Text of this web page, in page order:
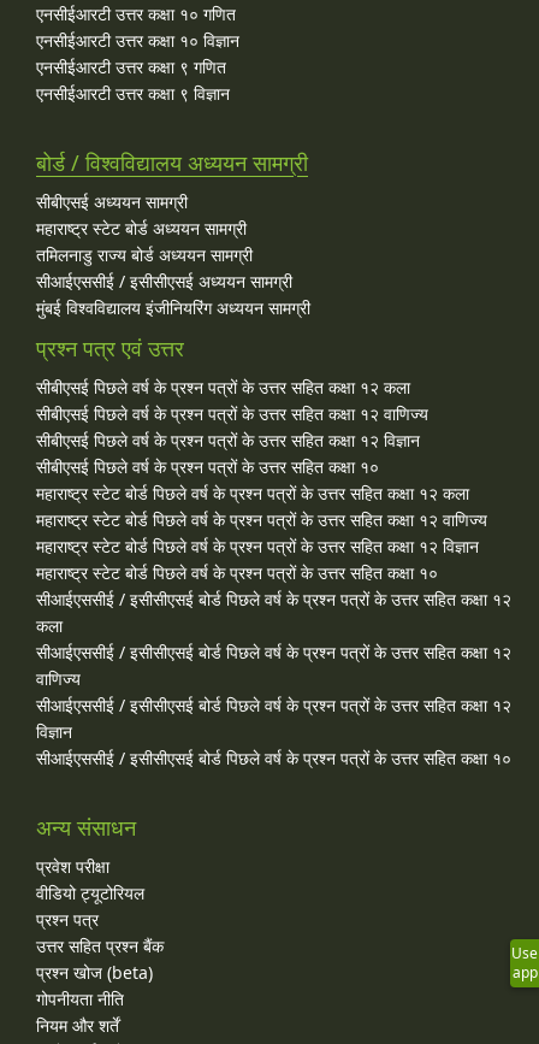
एनसीईआरटी उत्तर कक्षा १० गणित
एनसीईआरटी उत्तर कक्षा १० विज्ञान
एनसीईआरटी उत्तर कक्षा ९ गणित
एनसीईआरटी उत्तर कक्षा ९ विज्ञान
बोर्ड / विश्वविद्यालय अध्ययन सामग्री
सीबीएसई अध्ययन सामग्री
महाराष्ट्र स्टेट बोर्ड अध्ययन सामग्री
तमिलनाडु राज्य बोर्ड अध्ययन सामग्री
सीआईएससीई / इसीसीएसई अध्ययन सामग्री
मुंबई विश्वविद्यालय इंजीनियरिंग अध्ययन सामग्री
प्रश्न पत्र एवं उत्तर
सीबीएसई पिछले वर्ष के प्रश्न पत्रों के उत्तर सहित कक्षा १२ कला
सीबीएसई पिछले वर्ष के प्रश्न पत्रों के उत्तर सहित कक्षा १२ वाणिज्य
सीबीएसई पिछले वर्ष के प्रश्न पत्रों के उत्तर सहित कक्षा १२ विज्ञान
सीबीएसई पिछले वर्ष के प्रश्न पत्रों के उत्तर सहित कक्षा १०
महाराष्ट्र स्टेट बोर्ड पिछले वर्ष के प्रश्न पत्रों के उत्तर सहित कक्षा १२ कला
महाराष्ट्र स्टेट बोर्ड पिछले वर्ष के प्रश्न पत्रों के उत्तर सहित कक्षा १२ वाणिज्य
महाराष्ट्र स्टेट बोर्ड पिछले वर्ष के प्रश्न पत्रों के उत्तर सहित कक्षा १२ विज्ञान
महाराष्ट्र स्टेट बोर्ड पिछले वर्ष के प्रश्न पत्रों के उत्तर सहित कक्षा १०
सीआईएससीई / इसीसीएसई बोर्ड पिछले वर्ष के प्रश्न पत्रों के उत्तर सहित कक्षा १२
कला
सीआईएससीई / इसीसीएसई बोर्ड पिछले वर्ष के प्रश्न पत्रों के उत्तर सहित कक्षा १२
वाणिज्य
सीआईएससीई / इसीसीएसई बोर्ड पिछले वर्ष के प्रश्न पत्रों के उत्तर सहित कक्षा १२
विज्ञान
सीआईएससीई / इसीसीएसई बोर्ड पिछले वर्ष के प्रश्न पत्रों के उत्तर सहित कक्षा १०
अन्य संसाधन
प्रवेश परीक्षा
वीडियो ट्यूटोरियल
प्रश्न पत्र
उत्तर सहित प्रश्न बैंक
प्रश्न खोज (beta)
गोपनीयता नीति
नियम और शर्तें
Use
app